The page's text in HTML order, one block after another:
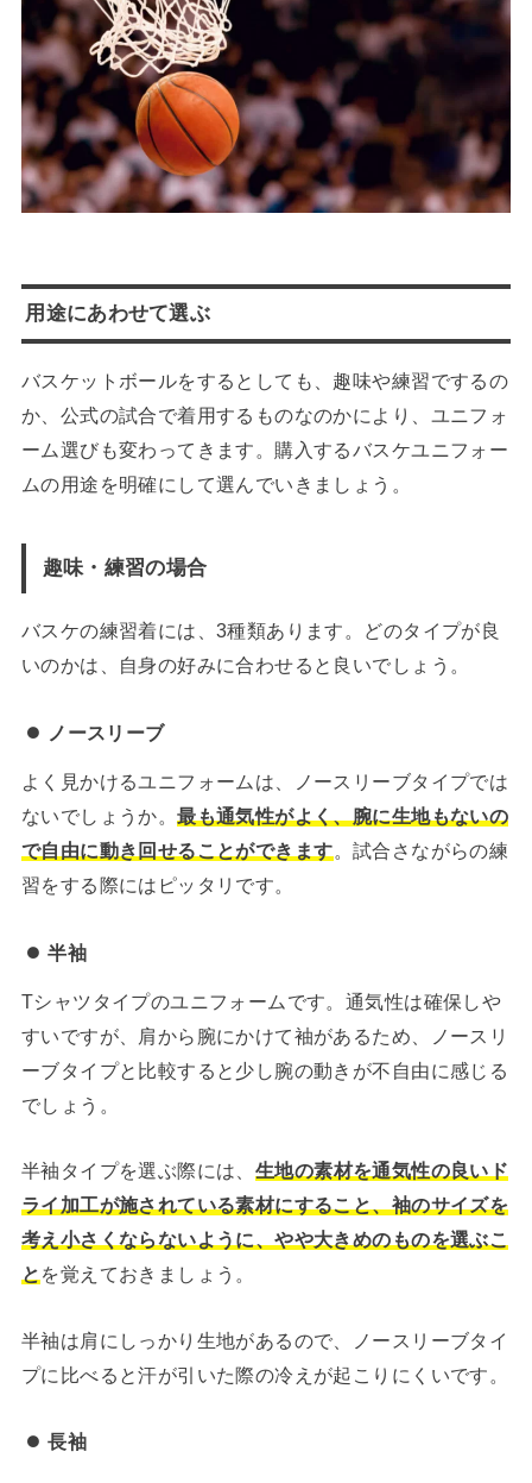
用途にあわせて選ぶ
バスケットボールをするとしても、趣味や練習でするの
か、公式の試合で着用するものなのかにより、ユニフォ
ーム選びも変わってきます。購入するバスケユニフォー
ムの用途を明確にして選んでいきましょう。
趣味・練習の場合
バスケの練習着には、3種類あります。どのタイプが良
いのかは、自身の好みに合わせると良いでしょう。
ノースリーブ
よく見かけるユニフォームは、ノースリーブタイプでは
ないでしょうか。最も通気性がよく、腕に生地もないの
で自由に動き回せることができます。試合さながらの練
習をする際にはピッタリです。
半袖
Tシャツタイプのユニフォームです。通気性は確保しや
すいですが、肩から腕にかけて袖があるため、ノースリ
ーブタイプと比較すると少し腕の動きが不自由に感じる
でしょう。
半袖タイプを選ぶ際には、 生地の素材を通気性の良いド
ライ加工が施されている素材にすること、袖のサイズを
考え小さくならないように、やや大きめのものを選ぶこ
と を覚えておきましょう。
半袖は肩にしっかり生地があるので、ノースリーブタイ
プに比べると汗が引いた際の冷えが起こりにくいです。
長袖